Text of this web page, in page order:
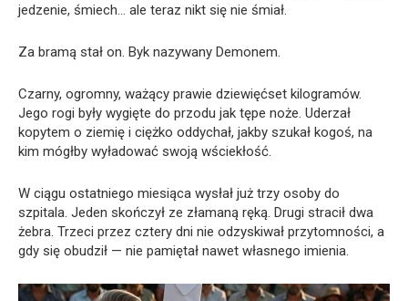
jedzenie, śmiech… ale teraz nikt się nie śmiał.
Za bramą stał on. Byk nazywany Demonem.
Czarny, ogromny, ważący prawie dziewięćset kilogramów.
Jego rogi były wygięte do przodu jak tępe noże. Uderzał
kopytem o ziemię i ciężko oddychał, jakby szukał kogoś, na
kim mógłby wyładować swoją wściekłość.
W ciągu ostatniego miesiąca wysłał już trzy osoby do
szpitala. Jeden skończył ze złamaną ręką. Drugi stracił dwa
żebra. Trzeci przez cztery dni nie odzyskiwał przytomności, a
gdy się obudził — nie pamiętał nawet własnego imienia.